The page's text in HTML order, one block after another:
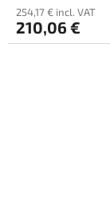
254,17 € incl. VAT
210,06 €